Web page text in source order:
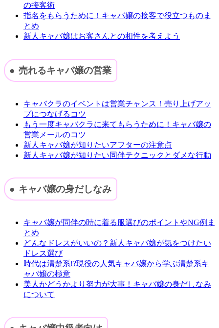
の接客術
指名をもらうために！キャバ嬢の接客で役立つものま
とめ
新人キャバ嬢はお客さんとの相性を考えよう
売れるキャバ嬢の営業
キャバクラのイベントは営業チャンス！売り上げアッ
プにつなげるコツ
もう一度キャバクラに来てもらうために！キャバ嬢の
営業メールのコツ
新人キャバ嬢が知りたいアフターの注意点
新人キャバ嬢が知りたい同伴テクニックとダメな行動
キャバ嬢の身だしなみ
キャバ嬢が同伴の時に着る服選びのポイントやNG例ま
とめ
どんなドレスがいいの？新人キャバ嬢が気をつけたい
ドレス選び
時代は清楚系!?現役の人気キャバ嬢から学ぶ清楚系キ
ャバ嬢の極意
美人かどうかより努力が大事！キャバ嬢の身だしなみ
について